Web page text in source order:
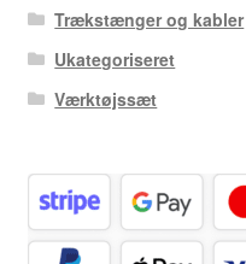
Trækstænger og kabler
Ukategoriseret
Værktøjssæt